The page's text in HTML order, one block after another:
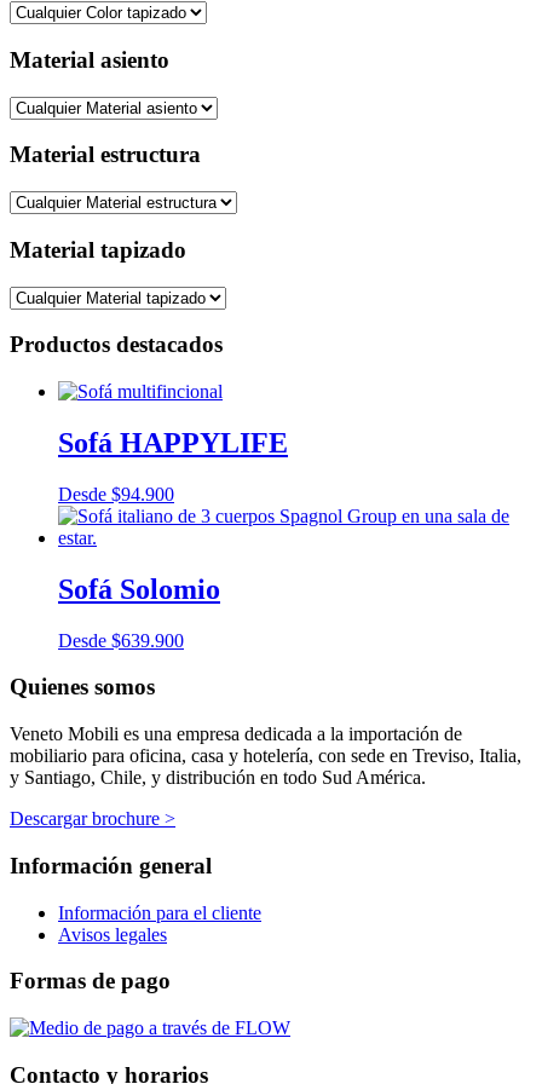
Material asiento
Material estructura
Material tapizado
Productos destacados
Sofá HAPPYLIFE
Desde $94.900
Sofá Solomio
Desde $639.900
Quienes somos
Veneto Mobili es una empresa dedicada a la importación de
mobiliario para oficina, casa y hotelería, con sede en Treviso, Italia,
y Santiago, Chile, y distribución en todo Sud América.
Descargar brochure >
Información general
Información para el cliente
Avisos legales
Formas de pago
Contacto y horarios